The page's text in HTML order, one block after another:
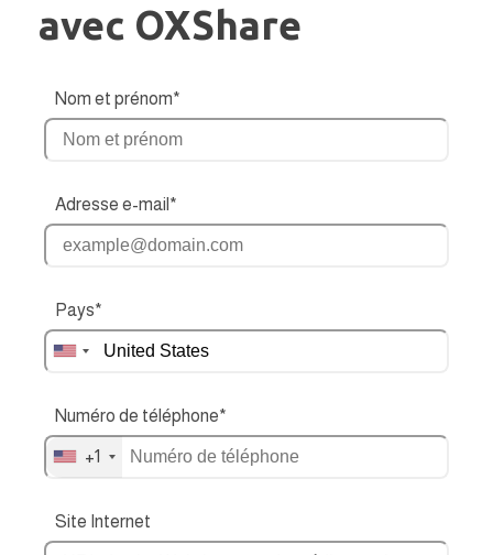
avec OXShare
Nom et prénom*
Adresse e-mail*
Pays*
Numéro de téléphone*
+1
Site Internet